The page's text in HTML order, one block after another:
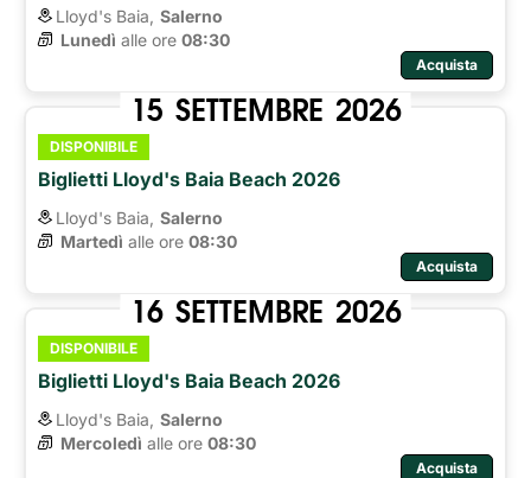
Lloyd's Baia, Salerno
Lunedì alle ore 08:30
Acquista
15 SETTEMBRE 2026
DISPONIBILE
Biglietti Lloyd's Baia Beach 2026
Lloyd's Baia, Salerno
Martedì alle ore 08:30
Acquista
16 SETTEMBRE 2026
DISPONIBILE
Biglietti Lloyd's Baia Beach 2026
Lloyd's Baia, Salerno
Mercoledì alle ore 08:30
Acquista